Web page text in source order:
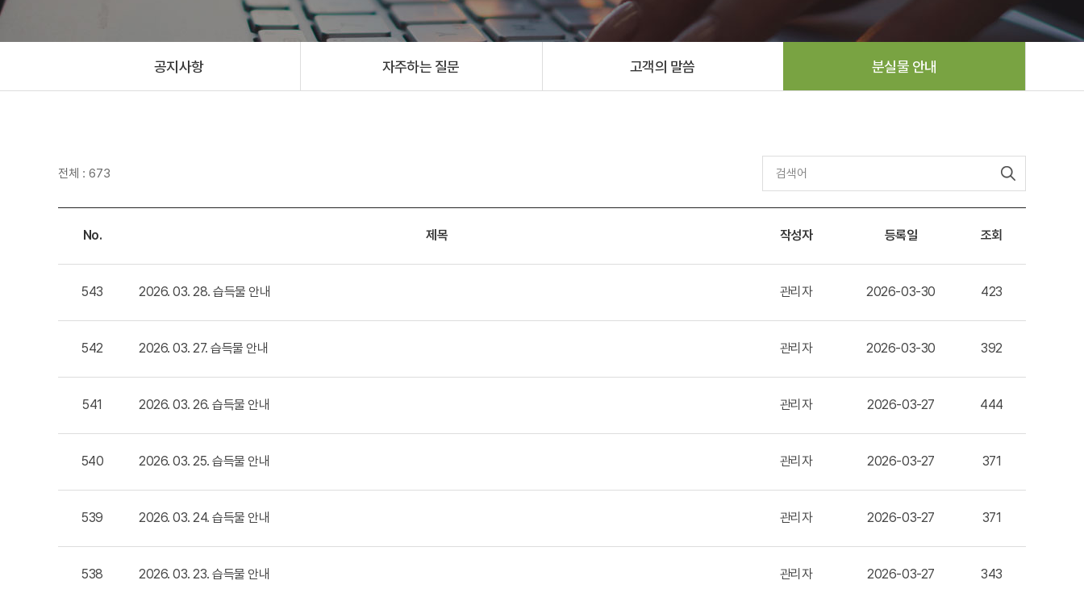
공지사항 자주하는 질문 고객의 말씀 분실물 안내
전체 : 673
No. 제목 작성자 등록일 조회
543 2026. 03. 28. 습득물 안내 관리자 2026-03-30 423
542 2026. 03. 27. 습득물 안내 관리자 2026-03-30 392
541 2026. 03. 26. 습득물 안내 관리자 2026-03-27 444
540 2026. 03. 25. 습득물 안내 관리자 2026-03-27 371
539 2026. 03. 24. 습득물 안내 관리자 2026-03-27 371
538 2026. 03. 23. 습득물 안내 관리자 2026-03-27 343